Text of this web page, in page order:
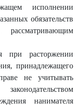
исполнении
обязательств
рассматривающим
при расторжении
принадлежащего
не учитывать
нанимателя